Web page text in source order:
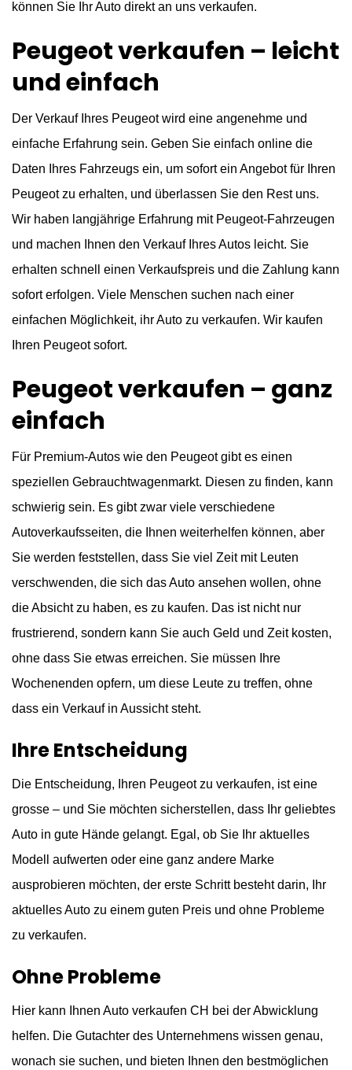
können Sie Ihr Auto direkt an uns verkaufen.
Peugeot verkaufen – leicht
und einfach
Der Verkauf Ihres Peugeot wird eine angenehme und
einfache Erfahrung sein. Geben Sie einfach online die
Daten Ihres Fahrzeugs ein, um sofort ein Angebot für Ihren
Peugeot zu erhalten, und überlassen Sie den Rest uns.
Wir haben langjährige Erfahrung mit Peugeot-Fahrzeugen
und machen Ihnen den Verkauf Ihres Autos leicht. Sie
erhalten schnell einen Verkaufspreis und die Zahlung kann
sofort erfolgen. Viele Menschen suchen nach einer
einfachen Möglichkeit, ihr Auto zu verkaufen. Wir kaufen
Ihren Peugeot sofort.
Peugeot verkaufen – ganz
einfach
Für Premium-Autos wie den Peugeot gibt es einen
speziellen Gebrauchtwagenmarkt. Diesen zu finden, kann
schwierig sein. Es gibt zwar viele verschiedene
Autoverkaufsseiten, die Ihnen weiterhelfen können, aber
Sie werden feststellen, dass Sie viel Zeit mit Leuten
verschwenden, die sich das Auto ansehen wollen, ohne
die Absicht zu haben, es zu kaufen. Das ist nicht nur
frustrierend, sondern kann Sie auch Geld und Zeit kosten,
ohne dass Sie etwas erreichen. Sie müssen Ihre
Wochenenden opfern, um diese Leute zu treffen, ohne
dass ein Verkauf in Aussicht steht.
Ihre Entscheidung
Die Entscheidung, Ihren Peugeot zu verkaufen, ist eine
grosse – und Sie möchten sicherstellen, dass Ihr geliebtes
Auto in gute Hände gelangt. Egal, ob Sie Ihr aktuelles
Modell aufwerten oder eine ganz andere Marke
ausprobieren möchten, der erste Schritt besteht darin, Ihr
aktuelles Auto zu einem guten Preis und ohne Probleme
zu verkaufen.
Ohne Probleme
Hier kann Ihnen Auto verkaufen CH bei der Abwicklung
helfen. Die Gutachter des Unternehmens wissen genau,
wonach sie suchen, und bieten Ihnen den bestmöglichen